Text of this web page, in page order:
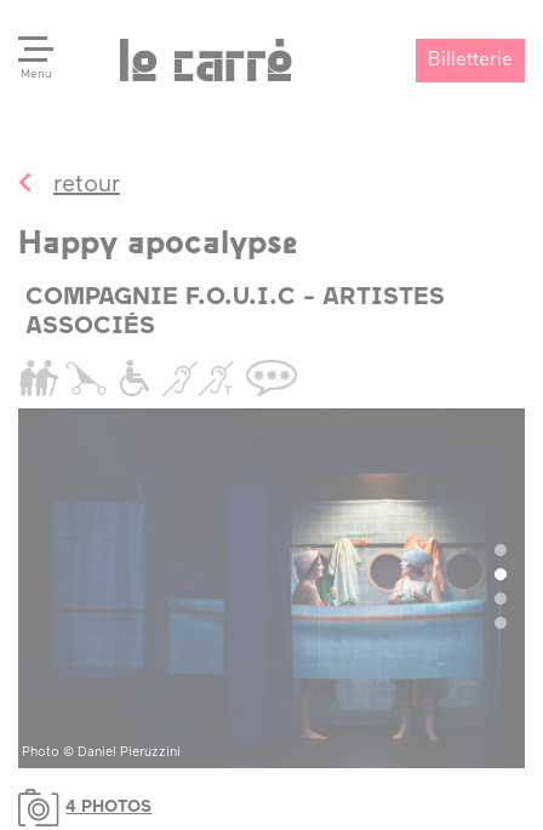
Menu
Billetterie
retour
Happy apocalypse
COMPAGNIE F.O.U.I.C - ARTISTES
ASSOCIÉS
Photo © Daniel Pieruzzini
4 PHOTOS